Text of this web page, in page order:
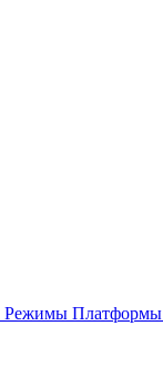
Режимы Платформы